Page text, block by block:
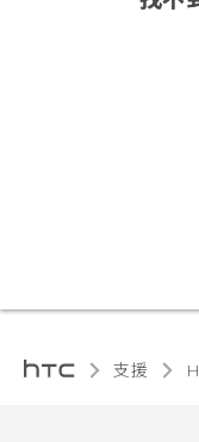
支援